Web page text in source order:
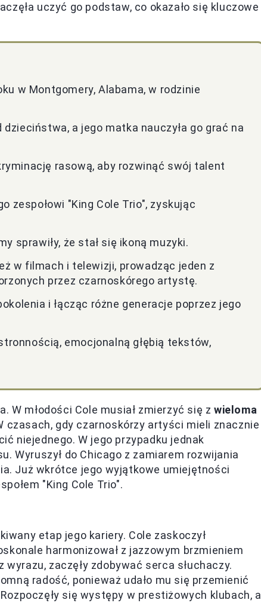
uczyć go podstaw, co okazało się kluczowe
w Montgomery, Alabama, w rodzinie
a jego matka nauczyła go grać na
rasową, aby rozwinąć swój talent
zespołowi "King Cole Trio", zyskując
sprawiły, że stał się ikoną muzyki.
w filmach i telewizji, prowadząc jeden z
przez czarnoskórego artystę.
i łącząc różne generacje poprzez jego
emocjonalną głębią tekstów,
W młodości Cole musiał zmierzyć się z wieloma
czasach, gdy czarnoskórzy artyści mieli znacznie
niejednego. W jego przypadku jednak
Wyruszył do Chicago z zamiarem rozwijania
Już wkrótce jego wyjątkowe umiejętności
"King Cole Trio".
etap jego kariery. Cole zaskoczył
harmonizował z jazzowym brzmieniem
zaczęły zdobywać serca słuchaczy.
radość, ponieważ udało mu się przemienić
się występy w prestiżowych klubach, a